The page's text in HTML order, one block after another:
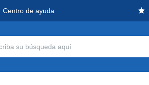
Centro de ayuda